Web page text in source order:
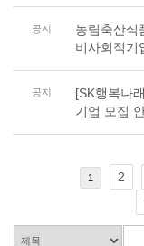
공지
농림축산식
비사회적기
공지
[SK행복나
기업 모집
1 2